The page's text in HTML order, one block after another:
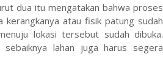
dua itu mengatakan bahwa proses
atau fisik patung sudah
lokasi tersebut sudah dibuka.
lahan juga harus segera